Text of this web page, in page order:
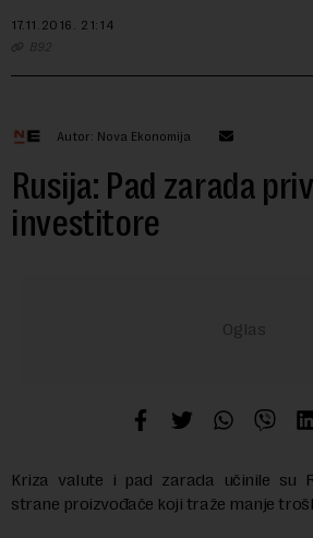
17.11.2016. 21:14
B92
Autor: Nova Ekonomija
Rusija: Pad zarada
investitore
Kriza valute i pad zarada učinile su
strane proizvođače koji traže manje